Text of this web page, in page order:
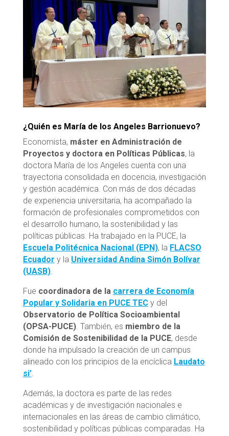
¿Quién es María de los Angeles Barrionuevo?
Economista, máster en Administración de
Proyectos y doctora en Políticas Públicas, la
doctora María de los Angeles cuenta con una
trayectoria consolidada en docencia, investigación
y gestión académica. Con más de dos décadas
de experiencia universitaria, ha acompañado la
formación de profesionales comprometidos con
el desarrollo humano, la sostenibilidad y las
políticas públicas. Ha trabajado en la PUCE, la
Escuela Politécnica Nacional (EPN), la FLACSO
Ecuador y la Universidad Andina Simón Bolívar
(UASB).
Fue coordinadora de la carrera de Economía
Popular y Solidaria en PUCE TECy del
Observatorio de Política Socioambiental
(OPSA-PUCE). También, es miembro de la
Comisión de Sostenibilidad de la PUCE, desde
donde ha impulsado la creación de un campus
alineado con los principios de la encíclica Laudato
si’.
Además, la doctora es parte de las redes
académicas y de investigación nacionales e
internacionales en las áreas de cambio climático,
sostenibilidad y políticas públicas comparadas. Ha